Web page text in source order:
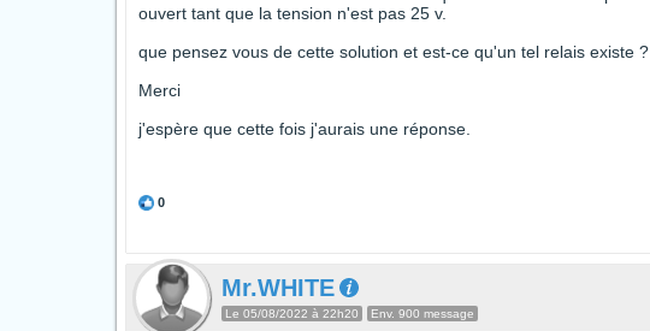
ouvert tant que la tension n'est pas 25 v.
que pensez vous de cette solution et est-ce qu'un tel relais existe ?
Merci
j'espère que cette fois j'aurais une réponse.
0
Mr.WHITE
Le 05/08/2022 à 22h20 Env. 900 message